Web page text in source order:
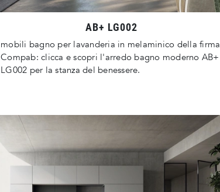
AB+ LG002
mobili bagno per lavanderia in melaminico della firma
Compab: clicca e scopri l'arredo bagno moderno AB+
LG002 per la stanza del benessere.